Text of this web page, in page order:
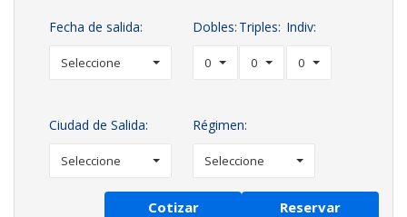
Fecha de salida:
Seleccione
Dobles:
0
Triples:
0
Indiv:
0
Ciudad de Salida:
Seleccione
Régimen:
Seleccione
Cotizar Reservar